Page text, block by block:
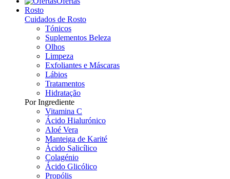
Rosto
Cuidados de Rosto
Tónicos
Suplementos Beleza
Olhos
Limpeza
Exfoliantes e Máscaras
Lábios
Tratamentos
Hidratação
Por Ingrediente
Vitamina C
Ácido Hialurónico
Aloé Vera
Manteiga de Karité
Ácido Salicílico
Colagénio
Ácido Glicólico
Propólis